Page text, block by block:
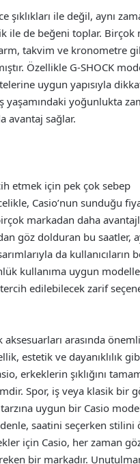
şıklıkları ile değil, aynı
ile de beğeni toplar. Birçok
takvim ve kronometre
Özellikle G-SHOCK
uygun yapısıyla
yaşamındaki yoğunlukta
avantaj sağlar.
etmek için pek çok sebep
Casio’nun sunduğu
markadan daha
göz dolduran bu saatler,
da kullanıcıların
kullanıma uygun
edilebilecek zarif
aksesuarları arasında
estetik ve dayanıklılık
erkeklerin şıklığını
Spor, iş veya klasik bir
uygun bir Casio
saatini seçerken stilini
için Casio, her zaman
bir markadır.